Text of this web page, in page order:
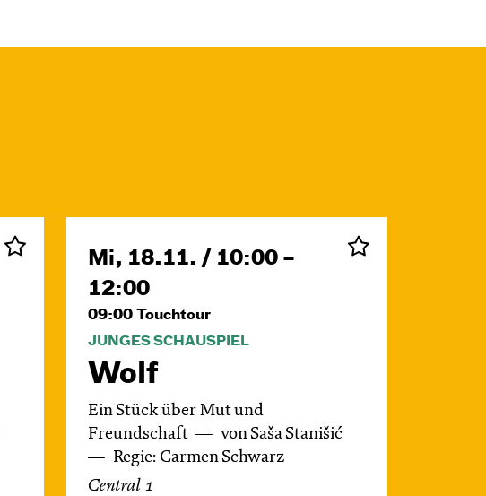
Mi, 18.11. / 10:00 –
12:00
09:00 Touchtour
JUNGES SCHAUSPIEL
Wolf
Ein Stück über Mut und
Freundschaft
von Saša Stanišić
Regie: Carmen Schwarz
Central 1